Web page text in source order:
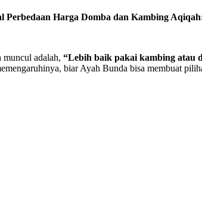
Perbedaan Harga Domba dan Kambing
muncul adalah, “Lebih baik pakai kambing atau
biar Ayah Bunda bisa membuat